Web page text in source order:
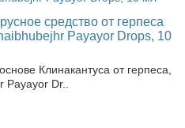
средство от герпеса
Payayor Drops, 10
Клинакантуса от герпеса,
Dr..